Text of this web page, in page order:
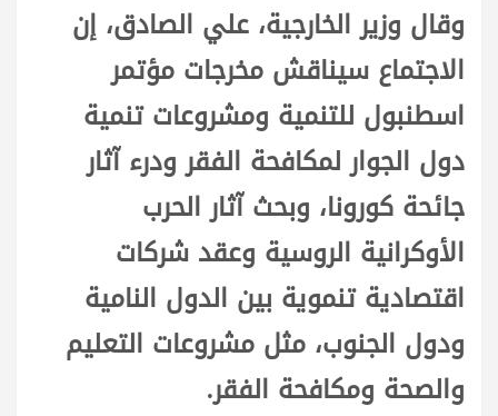
وقال وزير الخارجية، علي الصادق، إن
الاجتماع سيناقش مخرجات مؤتمر
اسطنبول للتنمية ومشروعات تنمية
دول الجوار لمكافحة الفقر ودرء آثار
جائحة كورونا، وبحث آثار الحرب
الأوكرانية الروسية وعقد شركات
اقتصادية تنموية بين الدول النامية
ودول الجنوب، مثل مشروعات التعليم
والصحة ومكافحة الفقر.